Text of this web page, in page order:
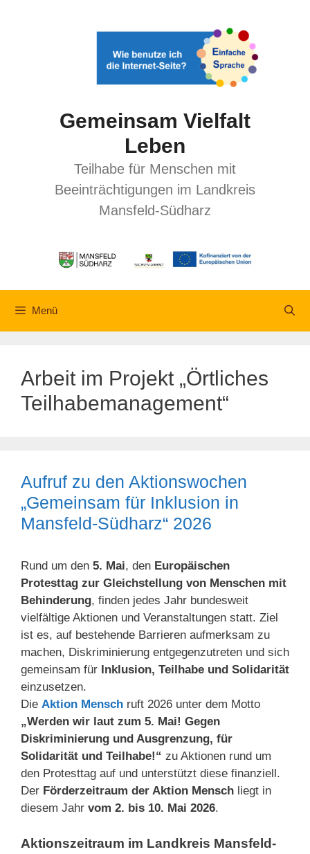
Gemeinsam Vielfalt
Leben
Teilhabe für Menschen mit
Beeinträchtigungen im Landkreis
Mansfeld-Südharz
Menü
Arbeit im Projekt „Örtliches
Teilhabemanagement“
Aufruf zu den Aktionswochen
„Gemeinsam für Inklusion in
Mansfeld-Südharz“ 2026
Rund um den 5. Mai, den Europäischen
Protesttag zur Gleichstellung von Menschen mit
Behinderung, finden jedes Jahr bundesweit
vielfältige Aktionen und Veranstaltungen statt. Ziel
ist es, auf bestehende Barrieren aufmerksam zu
machen, Diskriminierung entgegenzutreten und sich
gemeinsam für Inklusion, Teilhabe und Solidarität
einzusetzen.
Die Aktion Mensch ruft 2026 unter dem Motto
„Werden wir laut zum 5. Mai! Gegen
Diskriminierung und Ausgrenzung, für
Solidarität und Teilhabe!“ zu Aktionen rund um
den Protesttag auf und unterstützt diese finanziell.
Der Förderzeitraum der Aktion Mensch liegt in
diesem Jahr vom 2. bis 10. Mai 2026.
Aktionszeitraum im Landkreis Mansfeld-